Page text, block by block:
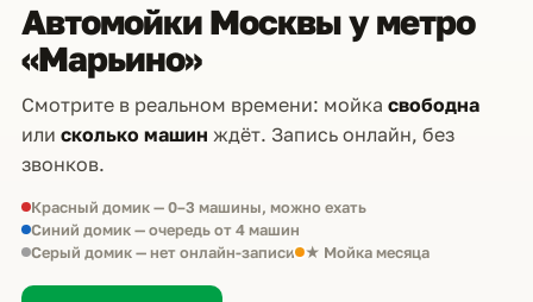
Автомойки Москвы у метро
«Марьино»
Смотрите в реальном времени: мойка свободна
или сколько машин ждёт. Запись онлайн, без
звонков.
Красный домик — 0–3 машины, можно ехать
Синий домик — очередь от 4 машин
Серый домик — нет онлайн-записи ★ Мойка месяца